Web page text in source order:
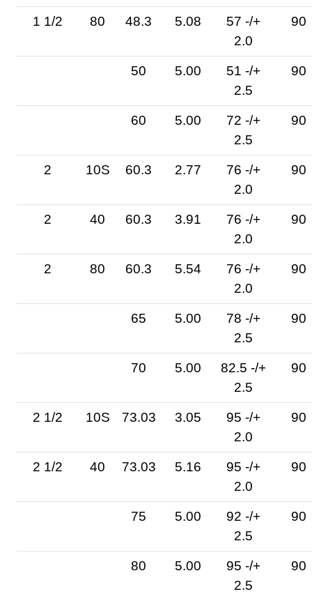
1 1/2 80 48.3 5.08
57 -/+
2.0
90
50 5.00
51 -/+
2.5
90
60 5.00
72 -/+
2.5
90
2 10S 60.3 2.77
76 -/+
2.0
90
2 40 60.3 3.91
76 -/+
2.0
90
2 80 60.3 5.54
76 -/+
2.0
90
65 5.00
78 -/+
2.5
90
70 5.00
82.5 -/+
2.5
90
2 1/2 10S 73.03 3.05
95 -/+
2.0
90
2 1/2 40 73.03 5.16
95 -/+
2.0
90
75 5.00
92 -/+
2.5
90
80 5.00
95 -/+
2.5
90